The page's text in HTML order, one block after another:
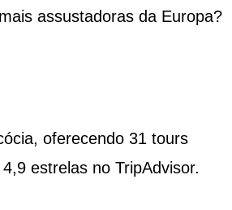
assustadoras da Europa?
oferecendo 31 tours
estrelas no TripAdvisor.